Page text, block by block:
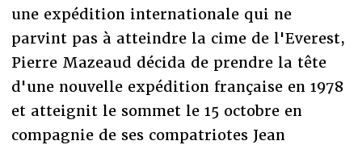
une expédition internationale qui ne
parvint pas à atteindre la cime de l'Everest,
Pierre Mazeaud décida de prendre la tête
d'une nouvelle expédition française en 1978
et atteignit le sommet le 15 octobre en
compagnie de ses compatriotes Jean